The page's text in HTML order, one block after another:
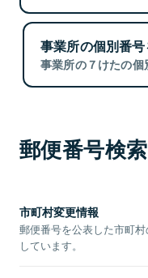
事業所の個別番
事業所の７けたの個
郵便番号検
市町村変更情報
郵便番号を公表した市町
しています。